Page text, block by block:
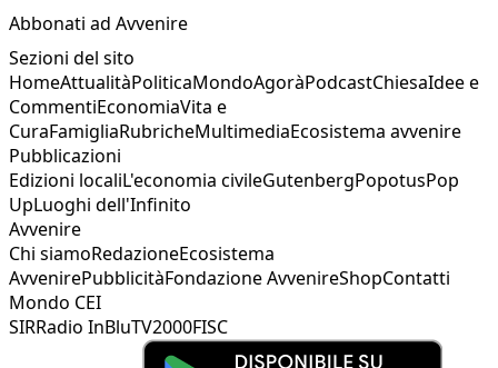
Abbonati ad Avvenire
Sezioni del sito
HomeAttualitàPoliticaMondoAgoràPodcastChiesaIdee e
CommentiEconomiaVita e
CuraFamigliaRubricheMultimediaEcosistema avvenire
Pubblicazioni
Edizioni localiL'economia civileGutenbergPopotusPop
UpLuoghi dell'Infinito
Avvenire
Chi siamoRedazioneEcosistema
AvvenirePubblicitàFondazione AvvenireShopContatti
Mondo CEI
SIRRadio InBluTV2000FISC